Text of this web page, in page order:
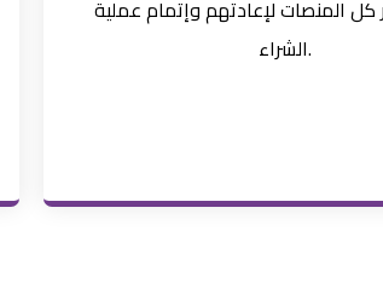
المنصات لإعادتهم وإتمام عملية
الشراء.